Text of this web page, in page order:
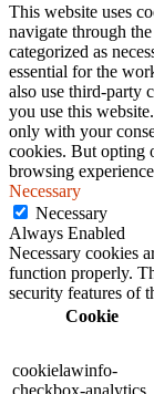
This website uses
navigate through
categorized as
essential for the
also use third-party
you use this
only with your
cookies. But opting
browsing
Necessary
Necessary
Always Enabled
Necessary cookies
function properly.
security features of
Cookie
cookielawinfo-
checkbox-analytics